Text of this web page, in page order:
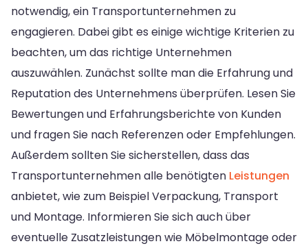
notwendig, ein Transportunternehmen zu
engagieren. Dabei gibt es einige wichtige Kriterien zu
beachten, um das richtige Unternehmen
auszuwählen. Zunächst sollte man die Erfahrung und
Reputation des Unternehmens überprüfen. Lesen Sie
Bewertungen und Erfahrungsberichte von Kunden
und fragen Sie nach Referenzen oder Empfehlungen.
Außerdem sollten Sie sicherstellen, dass das
Transportunternehmen alle benötigten Leistungen
anbietet, wie zum Beispiel Verpackung, Transport
und Montage. Informieren Sie sich auch über
eventuelle Zusatzleistungen wie Möbelmontage oder